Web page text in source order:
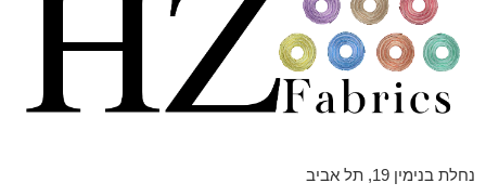
נחלת בנימין 19, תל אביב